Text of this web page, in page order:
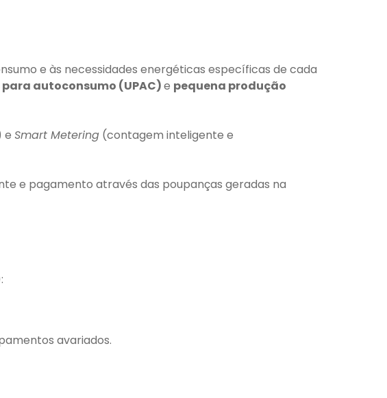
e às necessidades energéticas específicas de cada
autoconsumo (UPAC)e pequena produção
e Smart Metering (contagem inteligente e
e pagamento através das poupanças geradas na
avariados.